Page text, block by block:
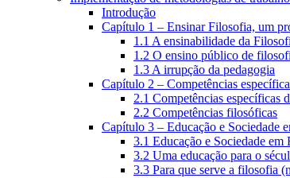
Introdução
Capítulo 1 – Ensinar Filosofia, um
1.1 A ensinabilidade da
1.2 O ensino público de
1.3 A irrupção da pedagogia
Capítulo 2 – Competências
2.1 Competências específicas
2.2 Competências filosóficas
Capítulo 3 – Educação e Sociedade
3.1 Educação e Sociedade em
3.2 Uma educação para o
3.3 Para que serve a filosofia